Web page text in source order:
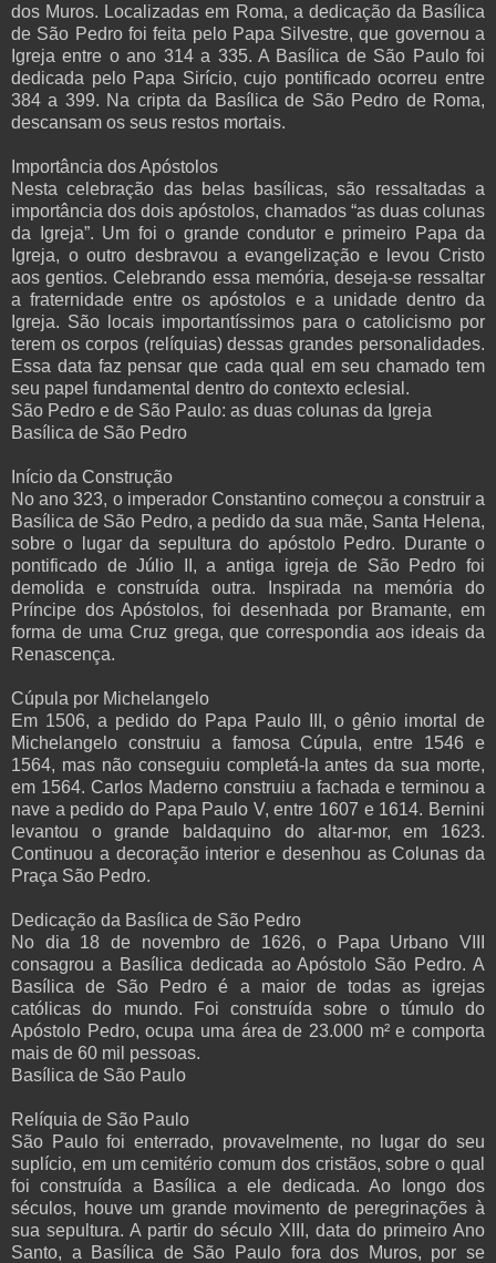
dos Muros. Localizadas em Roma, a dedicação da Basílica
de São Pedro foi feita pelo Papa Silvestre, que governou a
Igreja entre o ano 314 a 335. A Basílica de São Paulo foi
dedicada pelo Papa Sirício, cujo pontificado ocorreu entre
384 a 399. Na cripta da Basílica de São Pedro de Roma,
descansam os seus restos mortais.
Importância dos Apóstolos
Nesta celebração das belas basílicas, são ressaltadas a
importância dos dois apóstolos, chamados “as duas colunas
da Igreja”. Um foi o grande condutor e primeiro Papa da
Igreja, o outro desbravou a evangelização e levou Cristo
aos gentios. Celebrando essa memória, deseja-se ressaltar
a fraternidade entre os apóstolos e a unidade dentro da
Igreja. São locais importantíssimos para o catolicismo por
terem os corpos (relíquias) dessas grandes personalidades.
Essa data faz pensar que cada qual em seu chamado tem
seu papel fundamental dentro do contexto eclesial.
São Pedro e de São Paulo: as duas colunas da Igreja
Basílica de São Pedro
Início da Construção
No ano 323, o imperador Constantino começou a construir a
Basílica de São Pedro, a pedido da sua mãe, Santa Helena,
sobre o lugar da sepultura do apóstolo Pedro. Durante o
pontificado de Júlio II, a antiga igreja de São Pedro foi
demolida e construída outra. Inspirada na memória do
Príncipe dos Apóstolos, foi desenhada por Bramante, em
forma de uma Cruz grega, que correspondia aos ideais da
Renascença.
Cúpula por Michelangelo
Em 1506, a pedido do Papa Paulo III, o gênio imortal de
Michelangelo construiu a famosa Cúpula, entre 1546 e
1564, mas não conseguiu completá-la antes da sua morte,
em 1564. Carlos Maderno construiu a fachada e terminou a
nave a pedido do Papa Paulo V, entre 1607 e 1614. Bernini
levantou o grande baldaquino do altar-mor, em 1623.
Continuou a decoração interior e desenhou as Colunas da
Praça São Pedro.
Dedicação da Basílica de São Pedro
No dia 18 de novembro de 1626, o Papa Urbano VIII
consagrou a Basílica dedicada ao Apóstolo São Pedro. A
Basílica de São Pedro é a maior de todas as igrejas
católicas do mundo. Foi construída sobre o túmulo do
Apóstolo Pedro, ocupa uma área de 23.000 m² e comporta
mais de 60 mil pessoas.
Basílica de São Paulo
Relíquia de São Paulo
São Paulo foi enterrado, provavelmente, no lugar do seu
suplício, em um cemitério comum dos cristãos, sobre o qual
foi construída a Basílica a ele dedicada. Ao longo dos
séculos, houve um grande movimento de peregrinações à
sua sepultura. A partir do século XIII, data do primeiro Ano
Santo, a Basílica de São Paulo fora dos Muros, por se